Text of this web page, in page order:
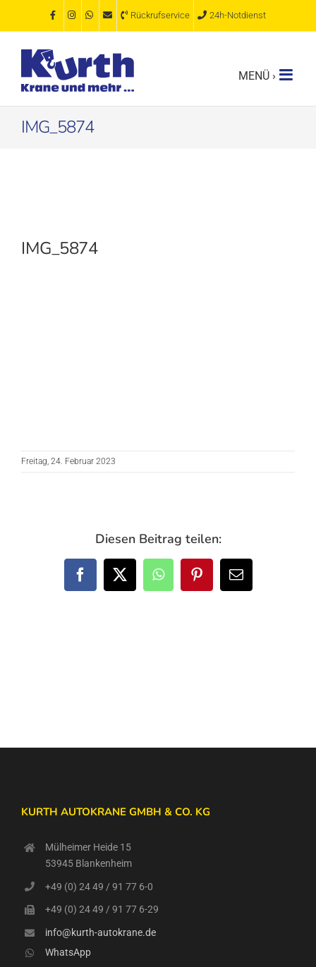
Rückrufservice 24h-Notdienst
IMG_5874
IMG_5874
Freitag, 24. Februar 2023
Diesen Beitrag teilen:
Facebook
X WhatsAppPinterest
E-
Mail
KURTH AUTOKRANE GMBH & CO. KG
Mülheimer Heide 15
53945 Blankenheim
+49 (0) 24 49 / 91 77 6-0
+49 (0) 24 49 / 91 77 6-29
info@kurth-autokrane.de
WhatsApp